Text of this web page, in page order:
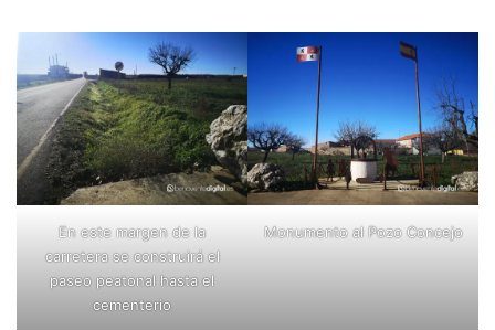
En este margen de la
carretera se construirá el
paseo peatonal hasta el
cementerio
Monumento al Pozo Concejo